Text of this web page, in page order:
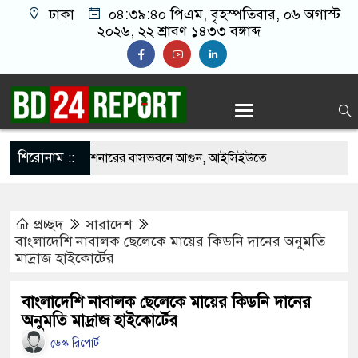
ঢাকা ০৪:৩৯:৪১ পিএম, বৃহস্পতিবার, ০৬ অগাস্ট
২০২৬, ২২ শ্রাবণ ১৪৩৩ বঙ্গাব্দ
শিরোনাম ::হাইকমিশনারের বাসভবনে আগুন, আইসিইউতে
মামলায় গ্রেপ্তার মডেল সিমু
র‍্যাব, আসছে নতুন বাহিনী ‘স্পেশাল রেসপন্স
ফ্রি ফায়র গেম নিয়ে বিরোধে শিশু আবির হত্যা: দুই
প্রচ্ছদ
সারাদেশ
বাংলাদেশি নাবালক ছেলেকে মায়ের কিডনি দানের অনুমতি
মাদ্রাজ হাইকোর্টের
বাংলাদেশি নাবালক ছেলেকে মায়ের কিডনি দানের
অনুমতি মাদ্রাজ হাইকোর্টের
ডেস্ক রিপোর্ট